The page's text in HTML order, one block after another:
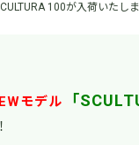
100が入荷いたしま
モデル 「